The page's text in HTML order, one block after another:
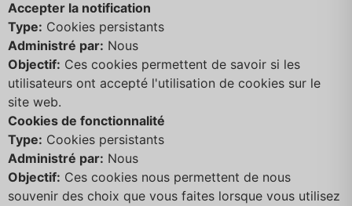
Accepter la notification
Type: Cookies persistants
Administré par: Nous
Objectif: Ces cookies permettent de savoir si les
utilisateurs ont accepté l'utilisation de cookies sur le
site web.
Cookies de fonctionnalité
Type: Cookies persistants
Administré par: Nous
Objectif: Ces cookies nous permettent de nous
souvenir des choix que vous faites lorsque vous utilisez